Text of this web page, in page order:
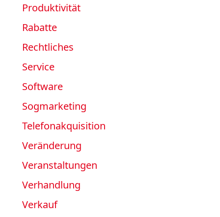
Produktivität
Rabatte
Rechtliches
Service
Software
Sogmarketing
Telefonakquisition
Veränderung
Veranstaltungen
Verhandlung
Verkauf